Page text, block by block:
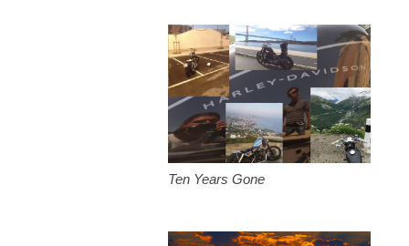
dicembre 2014 4
novembre 2014 3
ottobre 2014 4
settembre 2014 7
agosto 2014 3
luglio 2014
Ten Years Gone